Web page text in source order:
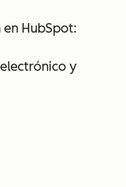
en HubSpot:
y